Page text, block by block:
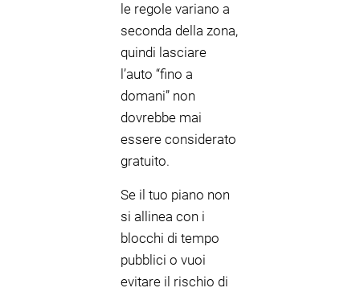
le regole variano a
seconda della zona,
quindi lasciare
l’auto “fino a
domani” non
dovrebbe mai
essere considerato
gratuito.
Se il tuo piano non
si allinea con i
blocchi di tempo
pubblici o vuoi
evitare il rischio di